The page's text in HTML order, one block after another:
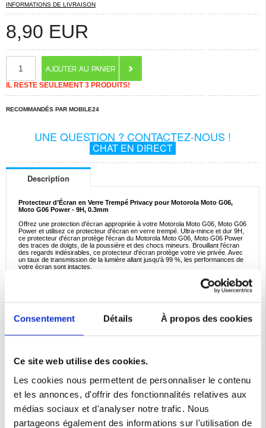
Consentement Détails À propos des cookies
Ce site web utilise des cookies.
Les cookies nous permettent de personnaliser le contenu
et les annonces, d'offrir des fonctionnalités relatives aux
médias sociaux et d'analyser notre trafic. Nous
partageons également des informations sur l'utilisation de
INFORMATIONS DE LIVRAISON
8,90 EUR
IL RESTE SEULEMENT 3 PRODUITS!
RECOMMANDÉS PAR MOBILE24
UNE QUESTION ? CONTACTEZ-NOUS !
CHAT EN DIRECT
Description
Protecteur d’Écran en Verre Trempé Privacy pour Motorola Moto G06,
Moto G06 Power - 9H, 0.3mm
Offrez une protection d'écran appropriée à votre Motorola Moto G06, Moto G06
Power et utilisez ce protecteur d'écran en verre trempé. Ultra-mince et dur 9H,
ce protecteur d'écran protège l'écran du Motorola Moto G06, Moto G06 Power
des traces de doigts, de la poussière et des chocs mineurs. Brouillant l'écran
des regards indésirables, ce protecteur d'écran protège votre vie privée. Avec
un taux de transmission de la lumière allant jusqu'à 99 %, les performances de
votre écran sont intactes.
- Protecteur d'écran en verre trempé pour Motorola Moto G06, Moto G06
- Taux de transmission de la lumière jusqu'à 99 %
- Fournit une protection contre les rayures, la poussière et les taches
- Installation facile sur votre Motorola Moto G06, Moto G06 Power
Emballage: Euroblister
Motorola Moto G06 Coque & Accessoires